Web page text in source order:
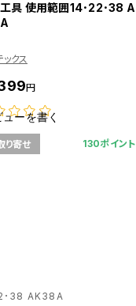
具 使用範囲14･22･38 A
ックス
円
ーを書く
り寄せ 130ポイント
･38 AK38A